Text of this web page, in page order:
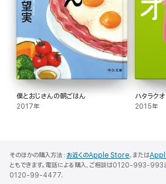
僕とおじさんの朝ごはん
2017年
ハタラクオ
2015年
そのほかの購入方法： お近くのApple Store、または
ともできます。電話による購入、ご相談は0120-993-
0120-99-4477.